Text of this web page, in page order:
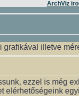
ArchViz
grafikával illetve
ezzel is még
elérhetőségeink